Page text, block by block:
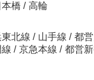
橋 / 高輪
北線 / 山手線 / 都
/ 京急本線 / 都営